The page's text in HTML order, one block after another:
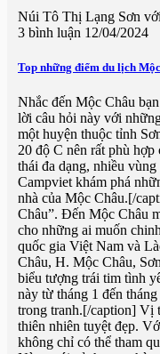
Núi Tô Thị Lạng Sơn
3 bình luận 12/04/2024
Top những điểm du lịch
Nhắc đến Mộc Châu
lời câu hỏi này với
một huyện thuộc tỉnh
20 độ C nên rất phù
thái đa dạng, nhiều
Campviet khám phá
nhà của Mộc Châu.[/
Châu”. Đến Mộc Châu
cho những ai muốn
quốc gia Việt Nam và
Châu, H. Mộc Châu,
biểu tượng trái tim tình
này từ tháng 1 đến
trong tranh.[/caption] Vị
thiên nhiên tuyệt đẹp.
không chỉ có thể tham